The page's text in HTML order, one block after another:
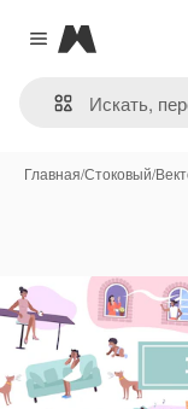
Close menu
Magnific
Главная/Стоковый/